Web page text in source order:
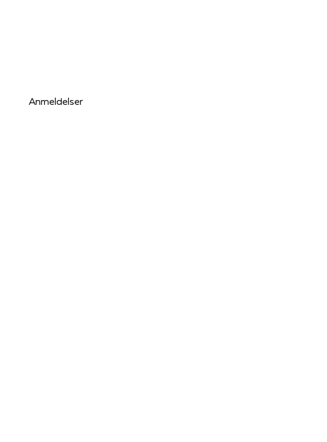
Anmeldelser